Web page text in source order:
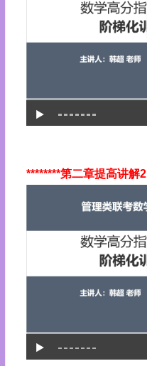
********第二章提高讲解2